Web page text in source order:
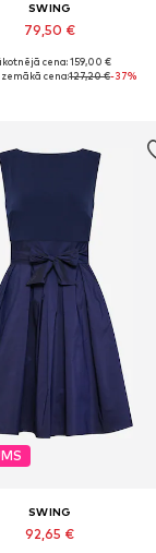
SWING
79,50 €
izmēri: 36, 38, 40
cena: 159,00 €
cena:127,20 €-37%
SWING
92,65 €